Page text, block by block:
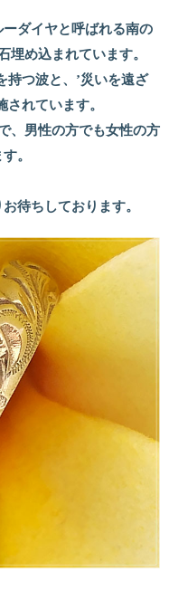
ダイヤと呼ばれる南の
埋め込まれています。
持つ波と、’災いを遠ざ
れています。
、男性の方でも女性の方
。
待ちしております。